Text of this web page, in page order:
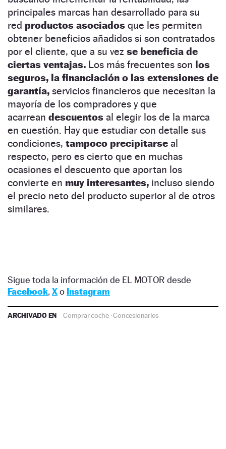
principales marcas han desarrollado para su
red productos asociados que les permiten
obtener beneficios añadidos si son contratados
por el cliente, que a su vez se beneficia de
ciertas ventajas. Los más frecuentes son los
seguros, la financiación o las extensiones de
garantía, servicios financieros que necesitan la
mayoría de los compradores y que
acarrean descuentos al elegir los de la marca
en cuestión. Hay que estudiar con detalle sus
condiciones, tampoco precipitarse al
respecto, pero es cierto que en muchas
ocasiones el descuento que aportan los
convierte en muy interesantes, incluso siendo
el precio neto del producto superior al de otros
similares.
Sigue toda la información de EL MOTOR desde
Facebook, Xo Instagram
ARCHIVADO EN Comprar coche ·Concesionarios